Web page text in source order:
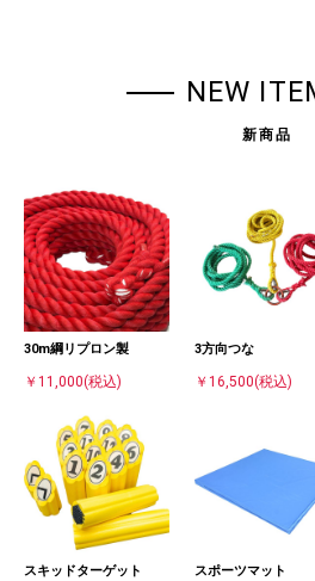
NEW
新商品
30m綱リプロン製
￥11,000(税込)
3方向つな
￥16,500(税込)
スキッドターゲット スポーツマット